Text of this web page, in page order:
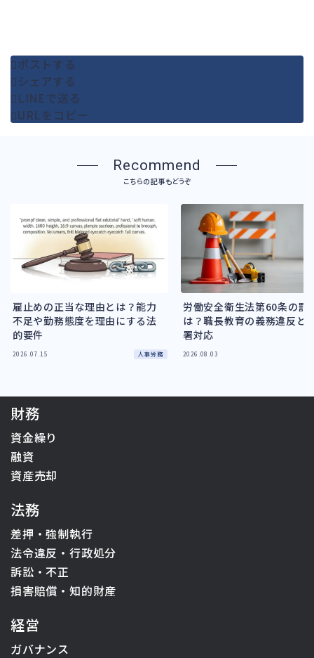
ポストする
シェアする
LINEで送る
URLをコピー
Recommend
こちらの記事もどうぞ
雇止めの正当な理由とは？能力
不足や勤務態度を理由にする法
的要件
2026.07.15 人事労務
労働安全衛生法第60条の罰
は？職長教育の義務違反と
署対応
2026.08.03
財務
資金繰り
融資
資産売却
法務
差押・強制執行
法令違反・行政処分
訴訟・不正
損害賠償・知的財産
経営
ガバナンス